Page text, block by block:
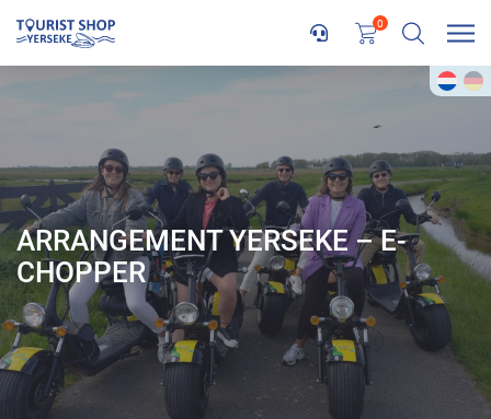
0
Ervaar Yerseke op een stoere en ontspannen manier: met de e-
chopper en ontdek de oude oesterputten, de mosselvloot en de
verhalen van verdronken dorpen.
Je begint met koffie en een echte Zeeuwse bolus, terwijl een korte
film je meeneemt in mosselcultuur van Yerseke. Daarna stap je op
de e-chopper voor een relaxte tocht door het dorp, de havens en de
prachtige omgeving. Onder begeleiding van een lokale gids ontdek
je bijzondere plekken, hoor je de verhalen achter de oesterputten, de